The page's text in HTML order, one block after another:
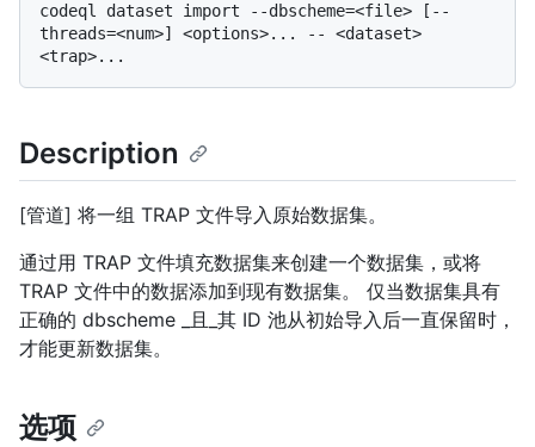
codeql dataset import --dbscheme=<file> [--
threads=<num>] <options>... -- <dataset>
Description
[管道] 将一组 TRAP 文件导入原始数据集。
通过用 TRAP 文件填充数据集来创建一个数据集，或将
TRAP 文件中的数据添加到现有数据集。 仅当数据集具有
正确的 dbscheme _且_其 ID 池从初始导入后一直保留时，
才能更新数据集。
选项